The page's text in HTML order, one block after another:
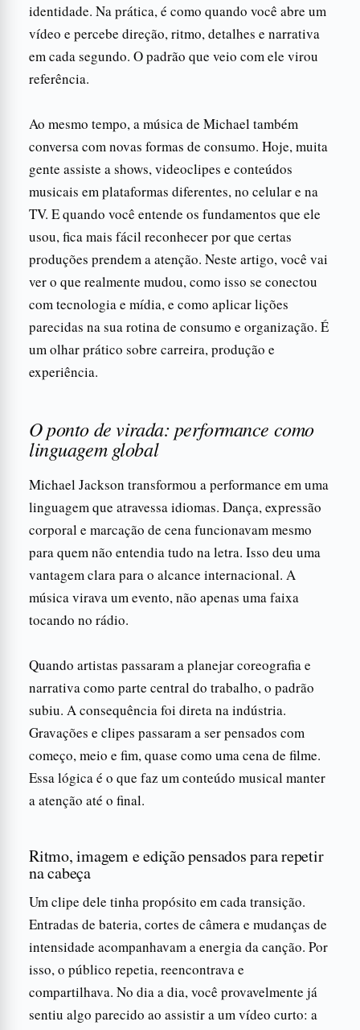
identidade. Na prática, é como quando você abre um
vídeo e percebe direção, ritmo, detalhes e narrativa
em cada segundo. O padrão que veio com ele virou
referência.
Ao mesmo tempo, a música de Michael também
conversa com novas formas de consumo. Hoje, muita
gente assiste a shows, videoclipes e conteúdos
musicais em plataformas diferentes, no celular e na
TV. E quando você entende os fundamentos que ele
usou, fica mais fácil reconhecer por que certas
produções prendem a atenção. Neste artigo, você vai
ver o que realmente mudou, como isso se conectou
com tecnologia e mídia, e como aplicar lições
parecidas na sua rotina de consumo e organização. É
um olhar prático sobre carreira, produção e
experiência.
O ponto de virada: performance como
linguagem global
Michael Jackson transformou a performance em uma
linguagem que atravessa idiomas. Dança, expressão
corporal e marcação de cena funcionavam mesmo
para quem não entendia tudo na letra. Isso deu uma
vantagem clara para o alcance internacional. A
música virava um evento, não apenas uma faixa
tocando no rádio.
Quando artistas passaram a planejar coreografia e
narrativa como parte central do trabalho, o padrão
subiu. A consequência foi direta na indústria.
Gravações e clipes passaram a ser pensados com
começo, meio e fim, quase como uma cena de filme.
Essa lógica é o que faz um conteúdo musical manter
a atenção até o final.
Ritmo, imagem e edição pensados para repetir
na cabeça
Um clipe dele tinha propósito em cada transição.
Entradas de bateria, cortes de câmera e mudanças de
intensidade acompanhavam a energia da canção. Por
isso, o público repetia, reencontrava e
compartilhava. No dia a dia, você provavelmente já
sentiu algo parecido ao assistir a um vídeo curto: a